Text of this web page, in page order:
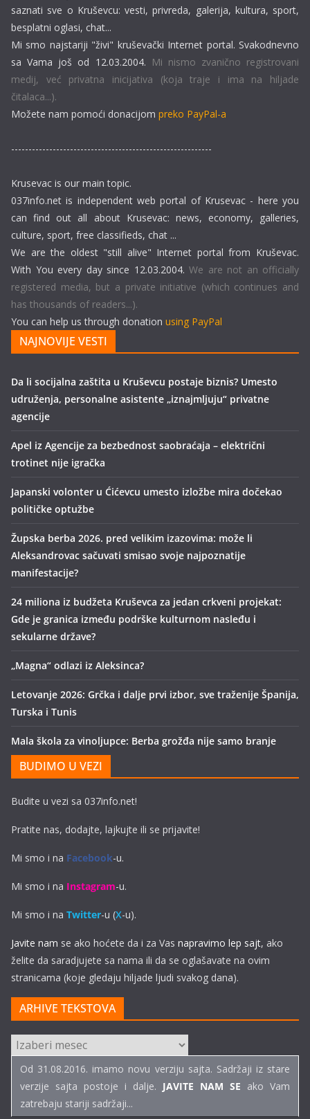
saznati sve o Kruševcu: vesti, privreda, galerija, kultura, sport,
besplatni oglasi, chat...
Mi smo najstariji "živi" kruševački Internet portal. Svakodnevno
sa Vama još od 12.03.2004. Mi nismo zvanično registrovani
medij, već privatna inicijativa (koja traje i ima na hiljade
čitalaca...).
Možete nam pomoći donacijom preko PayPal-a
----------------------------------------------------------
Krusevac is our main topic.
037info.net is independent web portal of Krusevac - here you
can find out all about Krusevac: news, economy, galleries,
culture, sport, free classifieds, chat ...
We are the oldest "still alive" Internet portal from Kruševac.
With You every day since 12.03.2004. We are not an officially
registered media, but a private initiative (which continues and
has thousands of readers...).
You can help us through donation using PayPal
NAJNOVIJE VESTI
Da li socijalna zaštita u Kruševcu postaje biznis? Umesto
udruženja, personalne asistente „iznajmljuju“ privatne
agencije
Apel iz Agencije za bezbednost saobraćaja – električni
trotinet nije igračka
Japanski volonter u Ćićevcu umesto izložbe mira dočekao
političke optužbe
Župska berba 2026. pred velikim izazovima: može li
Aleksandrovac sačuvati smisao svoje najpoznatije
manifestacije?
24 miliona iz budžeta Kruševca za jedan crkveni projekat:
Gde je granica između podrške kulturnom nasleđu i
sekularne države?
„Magna“ odlazi iz Aleksinca?
Letovanje 2026: Grčka i dalje prvi izbor, sve traženije Španija,
Turska i Tunis
Mala škola za vinoljupce: Berba grožđa nije samo branje
BUDIMO U VEZI
Budite u vezi sa 037info.net!
Pratite nas, dodajte, lajkujte ili se prijavite!
Mi smo i na Facebook-u.
Mi smo i na Instagram-u.
Mi smo i na Twitter-u (X-u).
Javite nam se ako hoćete da i za Vas napravimo lep sajt, ako
želite da saradjujete sa nama ili da se oglašavate na ovim
stranicama (koje gledaju hiljade ljudi svakog dana).
ARHIVE TEKSTOVA
ARHIVE
TEKSTOVA
Od 31.08.2016. imamo novu verziju sajta. Sadržaji iz stare
verzije sajta postoje i dalje. JAVITE NAM SE ako Vam
zatrebaju stariji sadržaji...